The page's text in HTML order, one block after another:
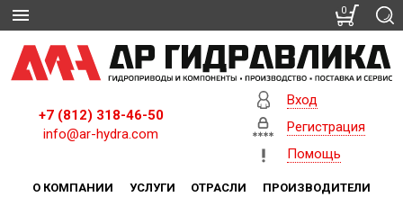
+7 (812) 318-46-50
info@ar-hydra.com
Вход
Регистрация
Помощь
О КОМПАНИИ УСЛУГИ ОТРАСЛИ ПРОИЗВОДИТЕЛИ
0